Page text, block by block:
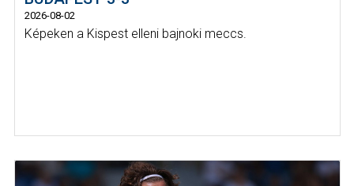
2026-08-02
Képeken a Kispest elleni bajnoki meccs.